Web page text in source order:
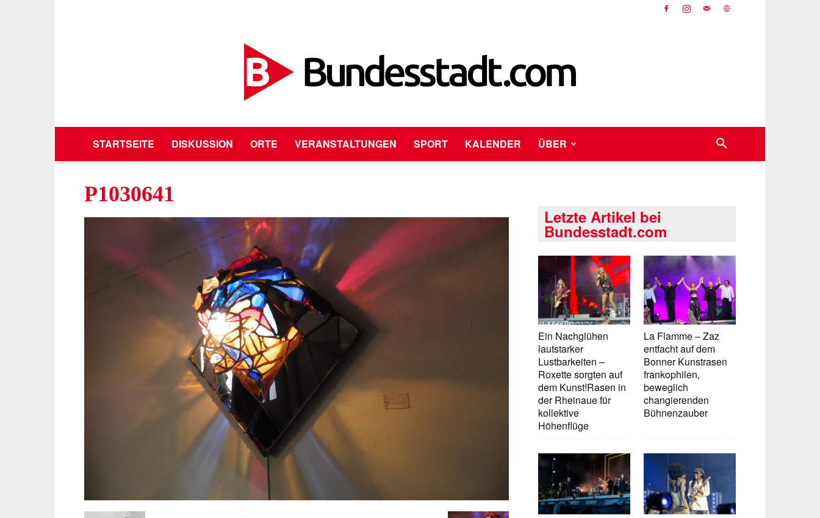
Bundesstadt.com
STARTSEITE DISKUSSION ORTE VERANSTALTUNGEN SPORT KALENDER ÜBER
P1030641
Letzte Artikel bei
Bundesstadt.com
Ein Nachglühen
lautstarker
Lustbarkeiten –
Roxette sorgten auf
dem Kunst!Rasen in
der Rheinaue für
kollektive
Höhenflüge
La Flamme – Zaz
entfacht auf dem
Bonner Kunstrasen
frankophilen,
beweglich
changierenden
Bühnenzauber